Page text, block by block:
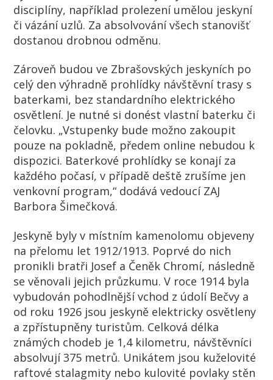
disciplíny, například prolezení umělou jeskyní
či vázání uzlů. Za absolvování všech stanovišť
dostanou drobnou odměnu.
Zároveň budou ve Zbrašovských jeskyních po
celý den výhradně prohlídky návštěvní trasy s
baterkami, bez standardního elektrického
osvětlení. Je nutné si donést vlastní baterku či
čelovku. „Vstupenky bude možno zakoupit
pouze na pokladně, předem online nebudou k
dispozici. Baterkové prohlídky se konají za
každého počasí, v případě deště zrušíme jen
venkovní program,“ dodává vedoucí ZAJ
Barbora Šimečková.
Jeskyně byly v místním kamenolomu objeveny
na přelomu let 1912/1913. Poprvé do nich
pronikli bratři Josef a Čeněk Chromí, následně
se věnovali jejich průzkumu. V roce 1914 byla
vybudován pohodlnější vchod z údolí Bečvy a
od roku 1926 jsou jeskyně elektricky osvětleny
a zpřístupněny turistům. Celková délka
známých chodeb je 1,4 kilometru, návštěvníci
absolvují 375 metrů. Unikátem jsou kuželovité
raftové stalagmity nebo kulovité povlaky stěn